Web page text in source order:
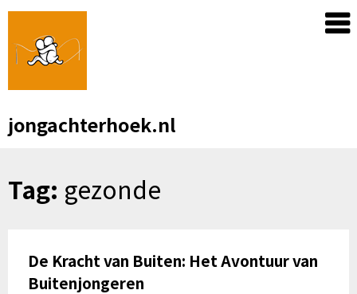
Skip
content
jongachterhoek.nl
Tag: gezonde
De Kracht van Buiten: Het Avontuur van
Buitenjongeren